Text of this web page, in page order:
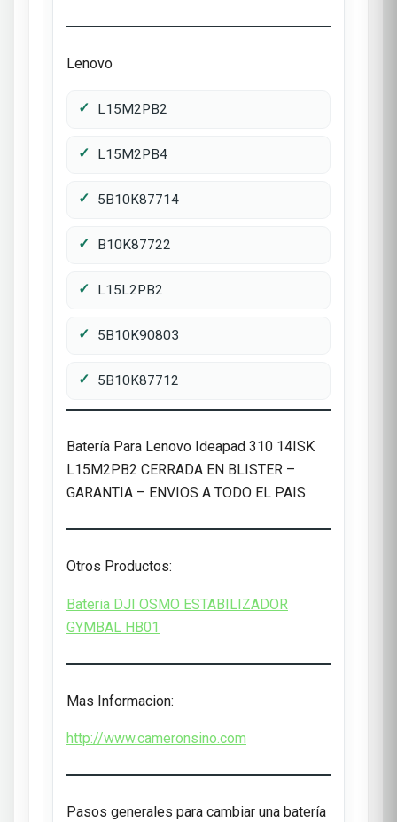
Lenovo
L15M2PB2
L15M2PB4
5B10K87714
B10K87722
L15L2PB2
5B10K90803
5B10K87712
Batería Para Lenovo Ideapad 310 14ISK
L15M2PB2 CERRADA EN BLISTER –
GARANTIA – ENVIOS A TODO EL PAIS
Otros Productos:
Bateria DJI OSMO ESTABILIZADOR
GYMBAL HB01
Mas Informacion:
http://www.cameronsino.com
Pasos generales para cambiar una batería